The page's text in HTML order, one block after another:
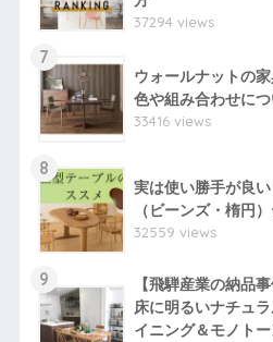
37294 views
7
ウォールナットの
色や組み合わせに
33416 views
8
実は使い勝手が良
（ビーンズ・楕
32559 views
9
【飛騨産業の納品
床に明るいナチュ
イニング＆モノト